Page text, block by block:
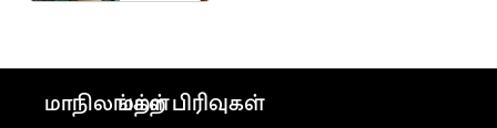
மாநிலங்கள்மற்ற பிரிவுகள்